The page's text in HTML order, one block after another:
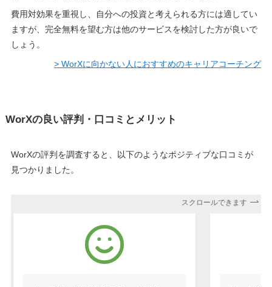
費用対効果を重視し、自分への投資と考えられる方には適してい
ますが、完全無料を望む方は他のサービスを検討した方が良いで
しょう。
> WorXに向かない人におすすめのキャリアコーチング
WorXの良い評判・口コミとメリット
WorXの評判を調査すると、以下のようなポジティブな口コミが
見つかりました。
スクロールできます